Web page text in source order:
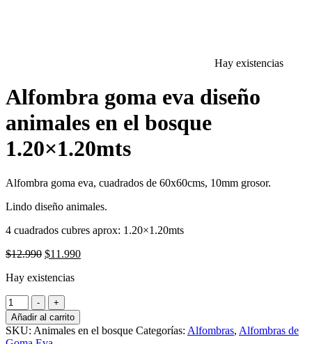
Hay existencias
Alfombra goma eva diseño
animales en el bosque
1.20×1.20mts
Alfombra goma eva, cuadrados de 60x60cms, 10mm grosor.
Lindo diseño animales.
4 cuadrados cubres aprox: 1.20×1.20mts
$12.990 El
original
$12.990.
$11.990El
Hay existencias
Alfombra
goma
eva
diseño
-
+
Añadir al carrito
SKU: Animales en el bosque Categorías: Alfombras, Alfombras de